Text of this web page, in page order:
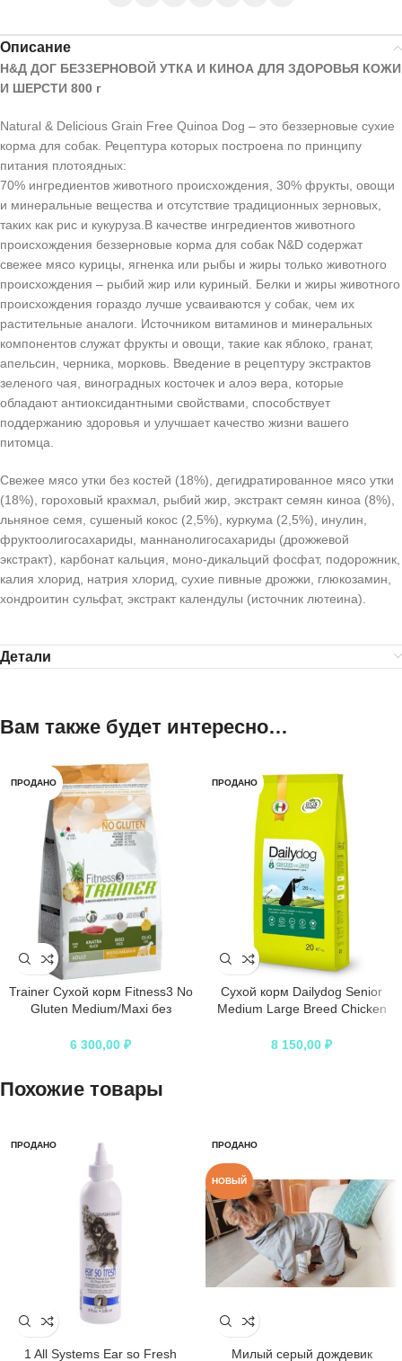
Описание
Н&Д ДОГ БЕЗЗЕРНОВОЙ УТКА И КИНОА ДЛЯ ЗДОРОВЬЯ КОЖИ
И ШЕРСТИ 800 г
Natural & Delicious Grain Free Quinoa Dog – это беззерновые сухие
корма для cобак. Рецептура которых построена по принципу
питания плотоядных:
70% ингредиентов животного происхождения, 30% фрукты, овощи
и минеральные вещества и отсутствие традиционных зерновых,
таких как рис и кукуруза.В качестве ингредиентов животного
происхождения беззерновые корма для собак N&D содержат
свежее мясо курицы, ягненка или рыбы и жиры только животного
происхождения – рыбий жир или куриный. Белки и жиры животного
происхождения гораздо лучше усваиваются у собак, чем их
растительные аналоги. Источником витаминов и минеральных
компонентов служат фрукты и овощи, такие как яблоко, гранат,
апельсин, черника, морковь. Введение в рецептуру экстрактов
зеленого чая, виноградных косточек и алоэ вера, которые
обладают антиоксидантными свойствами, способствует
поддержанию здоровья и улучшает качество жизни вашего
питомца.
Cвежее мясо утки без костей (18%), дегидратированное мясо утки
(18%), гороховый крахмал, рыбий жир, экстракт семян киноа (8%),
льняное семя, сушеный кокос (2,5%), куркума (2,5%), инулин,
фруктоолигосахариды, маннанолигосахариды (дрожжевой
экстракт), карбонат кальция, моно-дикальций фосфат, подорожник,
калия хлорид, натрия хлорид, сухие пивные дрожжи, глюкозамин,
хондроитин сульфат, экстракт календулы (источник лютеина).
Детали
Вам также будет интересно…
ПРОДАНО
Trainer Сухой корм Fitness3 No
Gluten Medium/Maxi без
средних и крупных пород с
6 300,00 ₽
ПРОДАНО
Сухой корм Dailydog Senior
Medium Large Breed Chicken
средних и крупных пород с
8 150,00 ₽
Похожие товары
ПРОДАНО
1 All Systems Ear so Fresh
ПРОДАНО
НОВЫЙ
Милый серый дождевик